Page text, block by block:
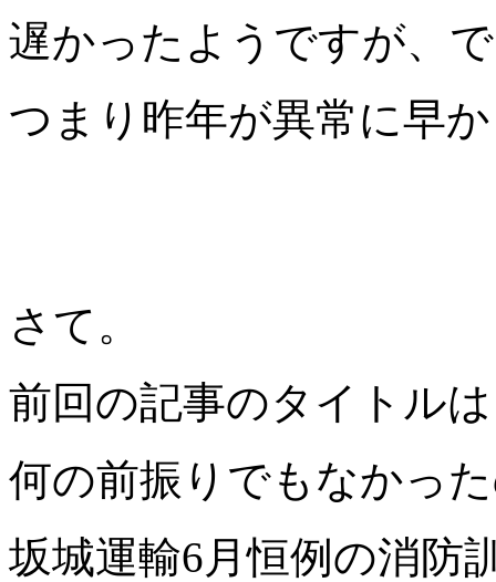
遅かったようですが、
つまり昨年が異常に早
さて。
前回の記事のタイトルは
何の前振りでもなかっ
坂城運輸6月恒例の消防